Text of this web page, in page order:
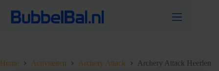
naar
Home Activiteiten Archery Attack Archery Attack Heerlen